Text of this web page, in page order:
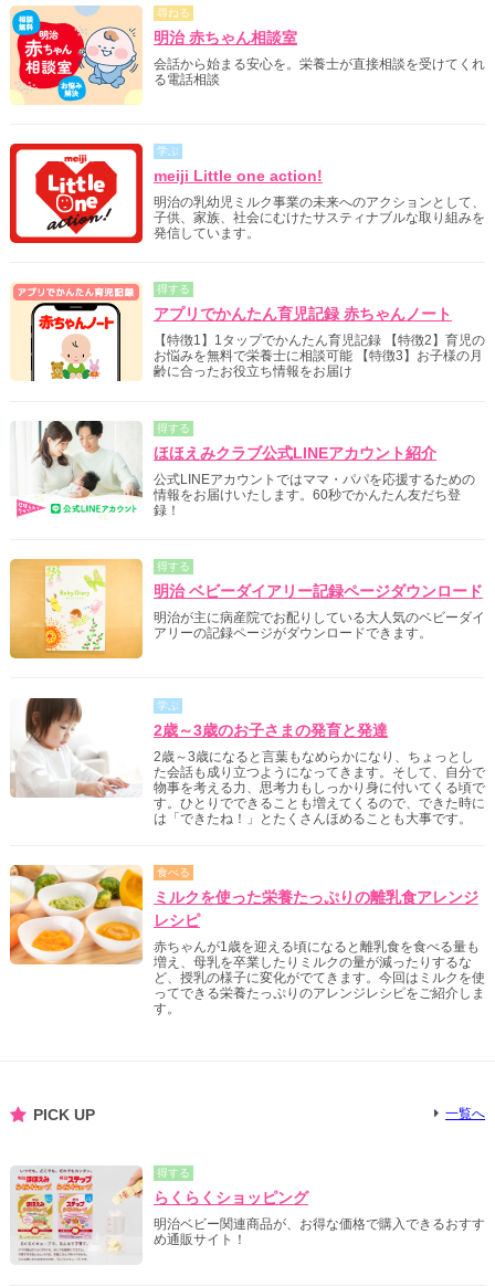
尋ねる
明治 赤ちゃん相談室
会話から始まる安心を。栄養士が直接相談を受けてくれ
る電話相談
学ぶ
meiji Little one action!
明治の乳幼児ミルク事業の未来へのアクションとして、
子供、家族、社会にむけたサスティナブルな取り組みを
発信しています。
得する
アプリでかんたん育児記録 赤ちゃんノート
【特徴1】1タップでかんたん育児記録 【特徴2】育児の
お悩みを無料で栄養士に相談可能 【特徴3】お子様の月
齢に合ったお役立ち情報をお届け
得する
ほほえみクラブ公式LINEアカウント紹介
公式LINEアカウントではママ・パパを応援するための
情報をお届けいたします。60秒でかんたん友だち登
録！
得する
明治 ベビーダイアリー記録ページダウンロード
明治が主に病産院でお配りしている大人気のベビーダイ
アリーの記録ページがダウンロードできます。
学ぶ
2歳～3歳のお子さまの発育と発達
2歳～3歳になると言葉もなめらかになり、ちょっとし
た会話も成り立つようになってきます。そして、自分で
物事を考える力、思考力もしっかり身に付いてくる頃で
す。ひとりでできることも増えてくるので、できた時に
は「できたね！」とたくさんほめることも大事です。
食べる
ミルクを使った栄養たっぷりの離乳食アレンジ
レシピ
赤ちゃんが1歳を迎える頃になると離乳食を食べる量も
増え、母乳を卒業したりミルクの量が減ったりするな
ど、授乳の様子に変化がでてきます。今回はミルクを使
ってできる栄養たっぷりのアレンジレシピをご紹介しま
す。
PICK UP 一覧へ
得する
らくらくショッピング
明治ベビー関連商品が、お得な価格で購入できるおすす
め通販サイト！